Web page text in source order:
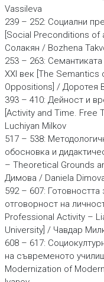
Vassileva
239 – 252: Социални
[Social Preconditions of
Солакян / Bozhena
253 – 263:
XXI век [The
Oppositions] / Доротея
393 – 410: Дейност и
[Activity and Time. Free
Luchiyan Milkov
517 – 538:
обосновка и
– Theoretical Grounds
Димова / Daniela
592 – 607:
отговорност на
Professional Activity –
University] / Чавдар
608 – 617:
на съвременото
Modernization of